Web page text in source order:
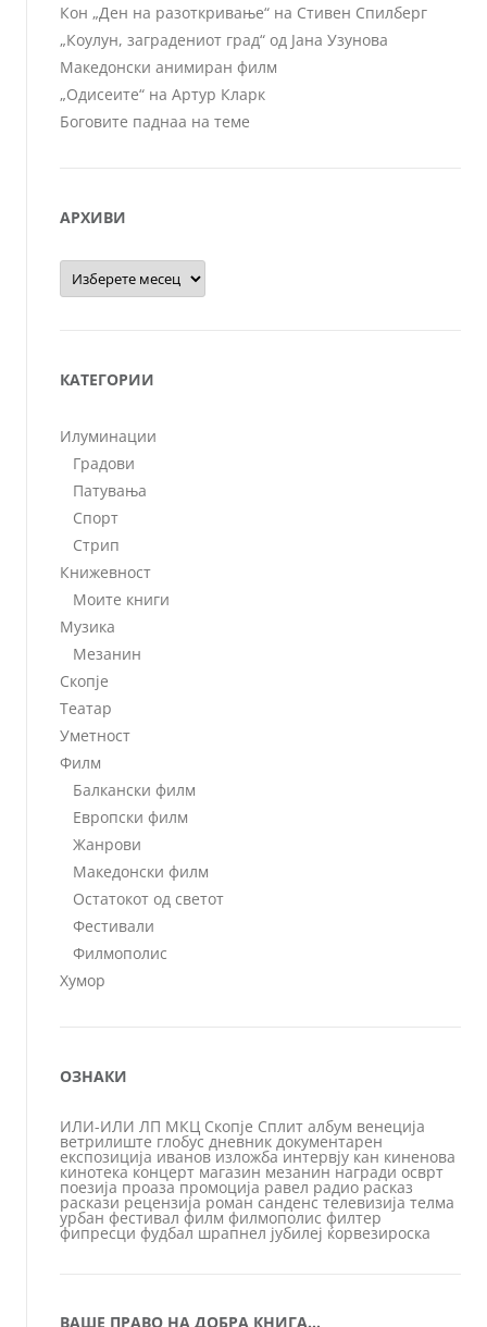
Кон „Ден на разоткривање“ на Стивен Спилберг
„Коулун, заградениот град“ од Јана Узунова
Македонски анимиран филм
„Одисеите“ на Артур Кларк
Боговите паднаа на теме
АРХИВИ
Архиви
КАТЕГОРИИ
Илуминации
Градови
Патувања
Спорт
Стрип
Книжевност
Моите книги
Музика
Мезанин
Скопје
Театар
Уметност
Филм
Балкански филм
Европски филм
Жанрови
Македонски филм
Остатокот од светот
Фестивали
Филмополис
Хумор
ОЗНАКИ
ИЛИ-ИЛИ ЛП МКЦ Скопје Сплит албум венеција
ветрилиште глобус дневник документарен
експозиција иванов изложба интервју кан киненова
кинотека концерт магазин мезанин награди осврт
поезија проаза промоција равел радио расказ
раскази рецензија роман санденс телевизија телма
урбан фестивал филм филмополис филтер
фипресци фудбал шрапнел јубилеј ќорвезироска
ВАШЕ ПРАВО НА ДОБРА КНИГА…